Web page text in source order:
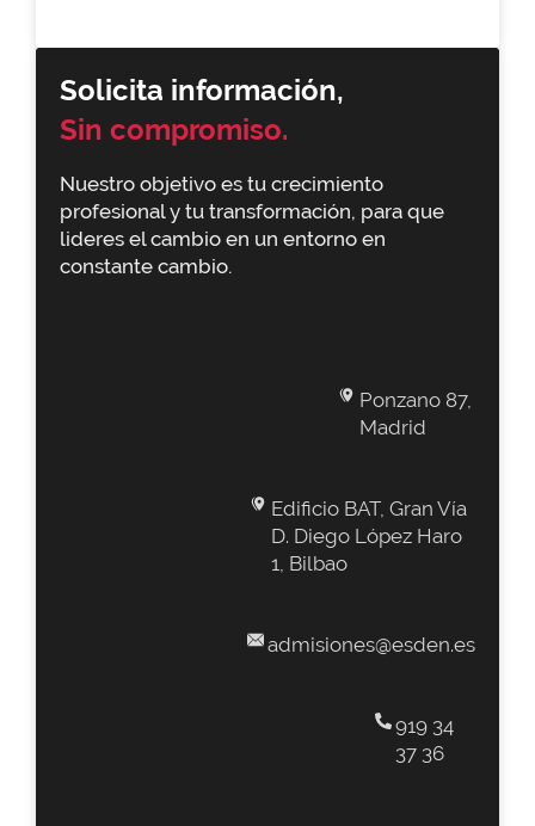
Solicita información,
Sin compromiso.
Nuestro objetivo es tu crecimiento
profesional y tu transformación, para que
lideres el cambio en un entorno en
constante cambio.
Ponzano 87,
Madrid
Edificio BAT, Gran Vía
D. Diego López Haro
1, Bilbao
admisiones@esden.es
919 34
37 36